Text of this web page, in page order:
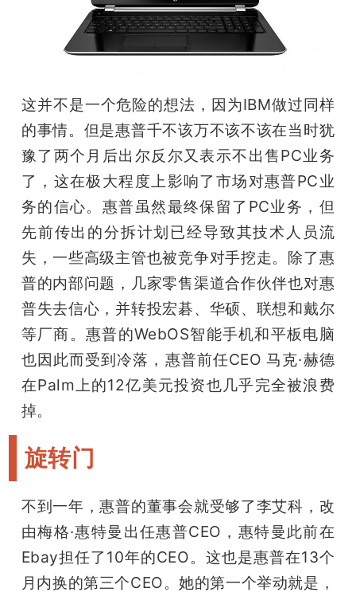
这并不是一个危险的想法，因为IBM做过同样
的事情。但是惠普千不该万不该不该在当时犹
豫了两个月后出尔反尔又表示不出售PC业务
了，这在极大程度上影响了市场对惠普PC业
务的信心。惠普虽然最终保留了PC业务，但
先前传出的分拆计划已经导致其技术人员流
失，一些高级主管也被竞争对手挖走。除了惠
普的内部问题，几家零售渠道合作伙伴也对惠
普失去信心，并转投宏碁、华硕、联想和戴尔
等厂商。惠普的WebOS智能手机和平板电脑
也因此而受到冷落，惠普前任CEO 马克·赫德
在Palm上的12亿美元投资也几乎完全被浪费
掉。
旋转门
不到一年，惠普的董事会就受够了李艾科，改
由梅格·惠特曼出任惠普CEO，惠特曼此前在
Ebay担任了10年的CEO。这也是惠普在13个
月内换的第三个CEO。她的第一个举动就是，